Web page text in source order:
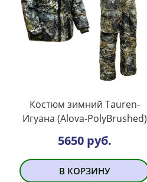
Костюм зимний Tauren-
Игуана (Alova-PolyBrushed)
5650 руб.
В КОРЗИНУ